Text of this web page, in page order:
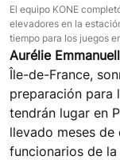
El equipo KONE
elevadores en la
tiempo para los juegos
Aurélie
Île-de-France,
preparación para
tendrán lugar en
llevado meses
funcionarios de